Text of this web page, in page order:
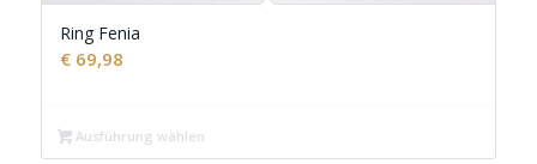
Ring Fenia
€69,98
Ausführung wählen